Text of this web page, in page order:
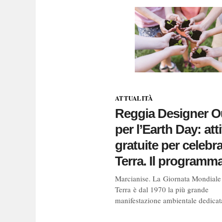
ATTUALITÀ
Reggia Designer
per l’Earth Day:
gratuite per
Terra. Il
Marcianise. La Giornata
Terra è dal 1970 la più grande
manifestazione ambientale